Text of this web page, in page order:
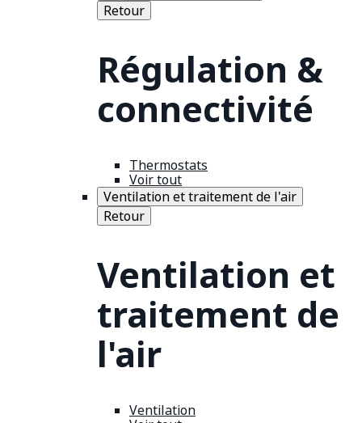
Retour
Régulation &
connectivité
Thermostats
Voir tout
Ventilation et traitement de l'air
Retour
Ventilation et
traitement de
l'air
Ventilation